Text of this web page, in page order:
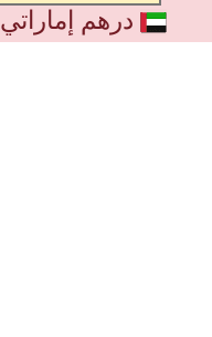
درهم إماراتي